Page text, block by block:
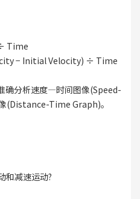
Time
− Initial Velocity) ÷ Time
确分析速度—时间图像(Speed-
(Distance-Time Graph)。
和减速运动?